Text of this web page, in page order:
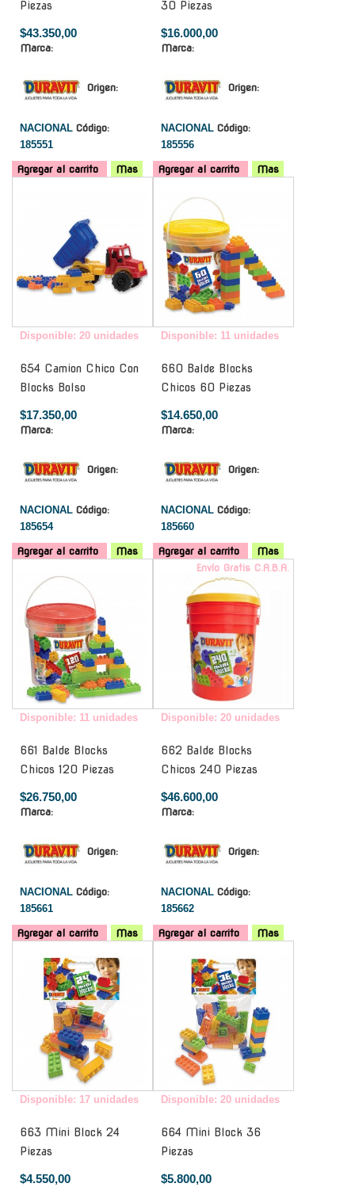
Piezas
$43.350,00
Marca:
Origen:
NACIONAL Código:
185551
Agregar al carrito Mas
30 Piezas
$16.000,00
Marca:
Origen:
NACIONAL Código:
185556
Agregar al carrito
Mas
Disponible: 20 unidades
654 Camion Chico Con
Blocks Bolso
$17.350,00
Marca:
Origen:
NACIONAL Código:
185654
Agregar al carrito Mas
Disponible: 11 unidades
660 Balde Blocks
Chicos 60 Piezas
$14.650,00
Marca:
Origen:
NACIONAL Código:
185660
Agregar al carrito
Mas
Disponible: 11 unidades
661 Balde Blocks
Chicos 120 Piezas
$26.750,00
Marca:
Origen:
NACIONAL Código:
185661
Agregar al carrito Mas
Envío Gratis C.A.B.A.
Disponible: 20 unidades
662 Balde Blocks
Chicos 240 Piezas
$46.600,00
Marca:
Origen:
NACIONAL Código:
185662
Agregar al carrito
Mas
Disponible: 17 unidades
663 Mini Block 24
Piezas
$4.550,00
Disponible: 20 unidades
664 Mini Block 36
Piezas
$5.800,00